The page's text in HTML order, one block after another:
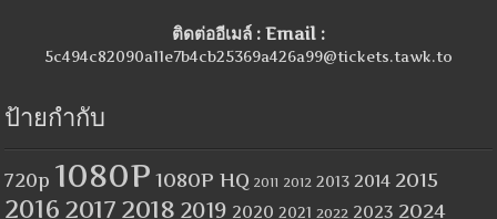
ติดต่ออีเมล์ : Email :
5c494c82090a11e7b4cb25369a426a99@tickets.tawk.to
ป้ายกำกับ
720p 1080P 1080P HQ 2011 2012 2013 2014 2015
2016 2017 2018 2019 2020 2021 2022 2023 2024